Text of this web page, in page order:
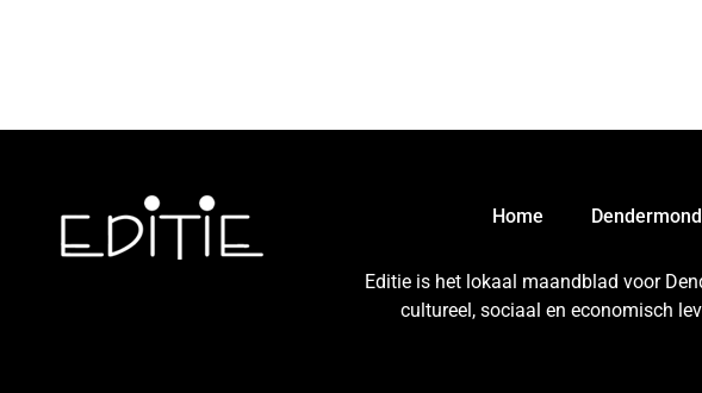
Home
Editie is het lokaal maandblad voor
cultureel, sociaal en economisch